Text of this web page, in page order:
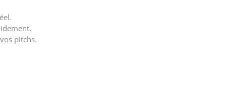
pitchs.